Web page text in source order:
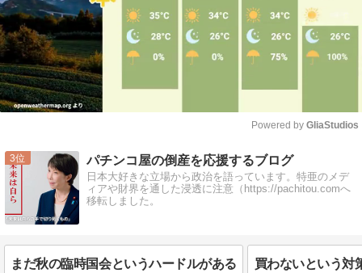
Powered by GliaStudios
3 パチンコ屋の倒産を応援するブログ
日本大好きな立場から政治を語っています。特亜のメデ
ィアや財界を通した浸透に注意（https://pachitou.comへ
移転しました。
まだ秋の臨時国会というハードルがある 買わないという対